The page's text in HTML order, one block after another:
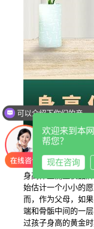
超声波身高体重测
无法再长高 2023-05-
身高体重测量仪品
始估计一个小小的
而，作为父母，如
端和骨骺中间的一
过孩子身高的黄金
可以介绍下你们的产品么
欢迎来到本
帮您？
现在咨询